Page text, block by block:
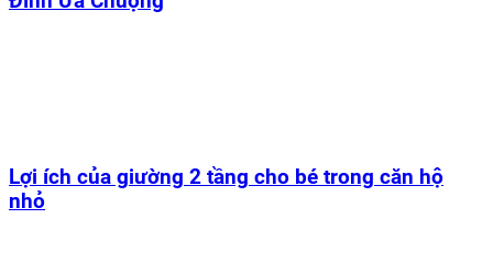
Lợi ích của giường 2 tầng cho bé trong căn hộ
nhỏ